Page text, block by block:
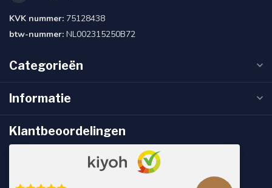
KVK nummer: 75128438
btw-nummer: NL002315250B72
Categorieën
Informatie
Klantbeoordelingen